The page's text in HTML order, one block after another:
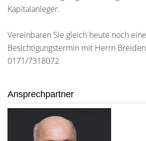
Kapitalanleger.
Vereinbaren Sie gleich heute noch
Besichtigungstermin mit Herrn
0171/7318072
Ansprechpartner